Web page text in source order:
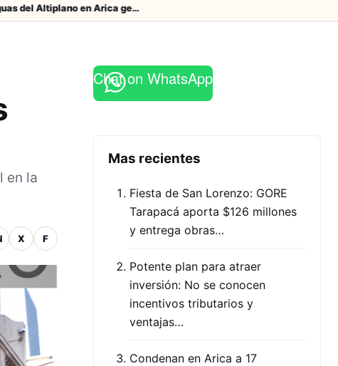
Obras de Aguas del Altiplano en Arica generan puestos de trabajo
en la
X F
Chat on WhatsApp
Mas recientes
Fiesta de San Lorenzo: GORE
Tarapacá aporta $126 millones
y entrega obras…
Potente plan para atraer
inversión: No se conocen
incentivos tributarios y
ventajas…
Condenan en Arica a 17